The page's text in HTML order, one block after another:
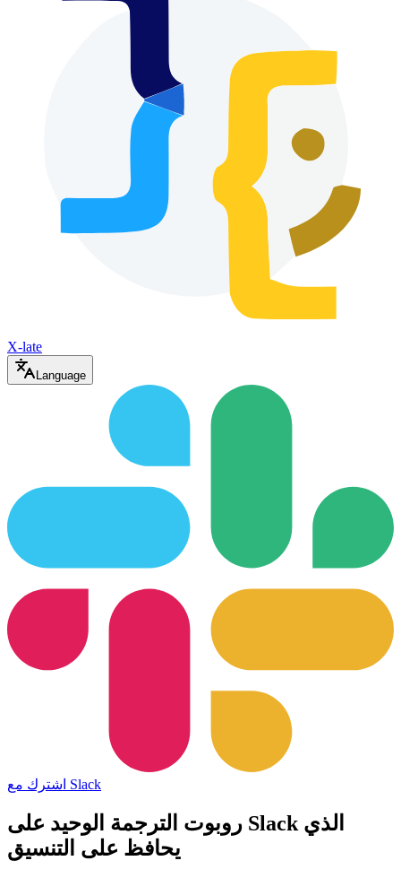
X-late
Language
اشترك مع Slack
روبوت الترجمة الوحيد على Slack الذي
يحافظ على التنسيق